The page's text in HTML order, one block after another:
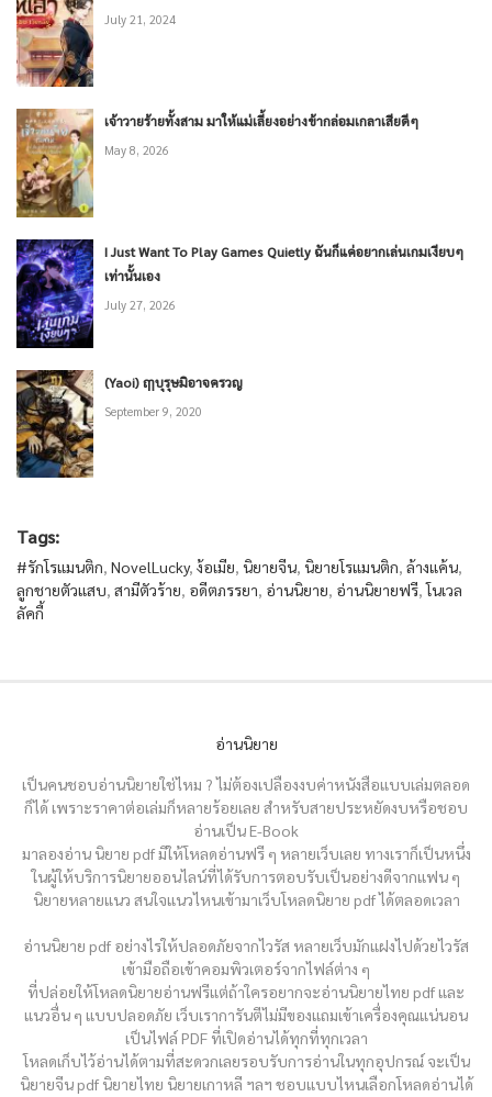
July 21, 2024
เจ้าวายร้ายทั้งสาม มาให้แม่เลี้ยงอย่างข้ากล่อมเกลาเสียดีๆ
May 8, 2026
I Just Want To Play Games Quietly ฉันก็แค่อยากเล่นเกมเงียบๆ
เท่านั้นเอง
July 27, 2026
(Yaoi) ฤๅบุรุษมิอาจครวญ
September 9, 2020
Tags:
#รักโรแมนติก, NovelLucky, ง้อเมีย, นิยายจีน, นิยายโรแมนติก, ล้างแค้น,
ลูกชายตัวแสบ, สามีตัวร้าย, อดีตภรรยา, อ่านนิยาย, อ่านนิยายฟรี,โนเวล
ลัคกี้
อ่านนิยาย
เป็นคนชอบอ่านนิยายใช่ไหม ? ไม่ต้องเปลืองงบค่าหนังสือแบบเล่มตลอด
ก็ได้ เพราะราคาต่อเล่มก็หลายร้อยเลย สำหรับสายประหยัดงบหรือชอบ
อ่านเป็น E-Book
มาลองอ่าน นิยาย pdf มีให้โหลดอ่านฟรี ๆ หลายเว็บเลย ทางเราก็เป็นหนึ่ง
ในผู้ให้บริการนิยายออนไลน์ที่ได้รับการตอบรับเป็นอย่างดีจากแฟน ๆ
นิยายหลายแนว สนใจแนวไหนเข้ามาเว็บโหลดนิยาย pdf ได้ตลอดเวลา
อ่านนิยาย pdf อย่างไรให้ปลอดภัยจากไวรัส หลายเว็บมักแฝงไปด้วยไวรัส
เข้ามือถือเข้าคอมพิวเตอร์จากไฟล์ต่าง ๆ
ที่ปล่อยให้โหลดนิยายอ่านฟรีแต่ถ้าใครอยากจะอ่านนิยายไทย pdf และ
แนวอื่น ๆ แบบปลอดภัย เว็บเราการันตีไม่มีของแถมเข้าเครื่องคุณแน่นอน
เป็นไฟล์ PDF ที่เปิดอ่านได้ทุกที่ทุกเวลา
โหลดเก็บไว้อ่านได้ตามที่สะดวกเลยรอบรับการอ่านในทุกอุปกรณ์ จะเป็น
นิยายจีน pdf นิยายไทย นิยายเกาหลี ฯลฯ ชอบแบบไหนเลือกโหลดอ่านได้